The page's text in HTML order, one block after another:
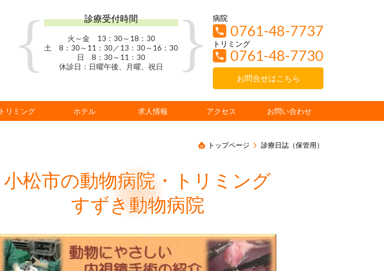
診療受付時間
火～金 13：30 ～18：30
土 8：30～11：30／13：30～16：30
日 8：30～11：30
休診日：日曜午後、月曜、祝日
病院
0761-48-7737
トリミング
0761-48-7730
お問合せはこちら
トリミング ホテル 求人情報 アクセス お問い合わせ
トップページ 診療日誌（保管用）
小松市の動物病院・トリミング
すずき動物病院